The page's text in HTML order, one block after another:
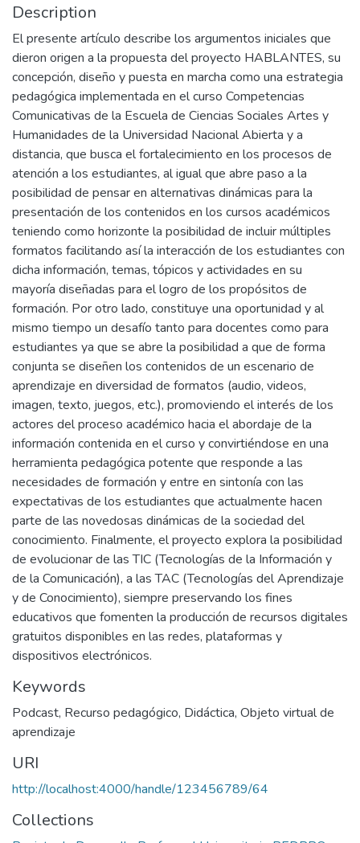
Description
El presente artículo describe los argumentos iniciales que
dieron origen a la propuesta del proyecto HABLANTES, su
concepción, diseño y puesta en marcha como una estrategia
pedagógica implementada en el curso Competencias
Comunicativas de la Escuela de Ciencias Sociales Artes y
Humanidades de la Universidad Nacional Abierta y a
distancia, que busca el fortalecimiento en los procesos de
atención a los estudiantes, al igual que abre paso a la
posibilidad de pensar en alternativas dinámicas para la
presentación de los contenidos en los cursos académicos
teniendo como horizonte la posibilidad de incluir múltiples
formatos facilitando así la interacción de los estudiantes con
dicha información, temas, tópicos y actividades en su
mayoría diseñadas para el logro de los propósitos de
formación. Por otro lado, constituye una oportunidad y al
mismo tiempo un desafío tanto para docentes como para
estudiantes ya que se abre la posibilidad a que de forma
conjunta se diseñen los contenidos de un escenario de
aprendizaje en diversidad de formatos (audio, videos,
imagen, texto, juegos, etc.), promoviendo el interés de los
actores del proceso académico hacia el abordaje de la
información contenida en el curso y convirtiéndose en una
herramienta pedagógica potente que responde a las
necesidades de formación y entre en sintonía con las
expectativas de los estudiantes que actualmente hacen
parte de las novedosas dinámicas de la sociedad del
conocimiento. Finalmente, el proyecto explora la posibilidad
de evolucionar de las TIC (Tecnologías de la Información y
de la Comunicación), a las TAC (Tecnologías del Aprendizaje
y de Conocimiento), siempre preservando los fines
educativos que fomenten la producción de recursos digitales
gratuitos disponibles en las redes, plataformas y
dispositivos electrónicos.
Keywords
Podcast, Recurso pedagógico, Didáctica, Objeto virtual de
aprendizaje
URI
http://localhost:4000/handle/123456789/64
Collections